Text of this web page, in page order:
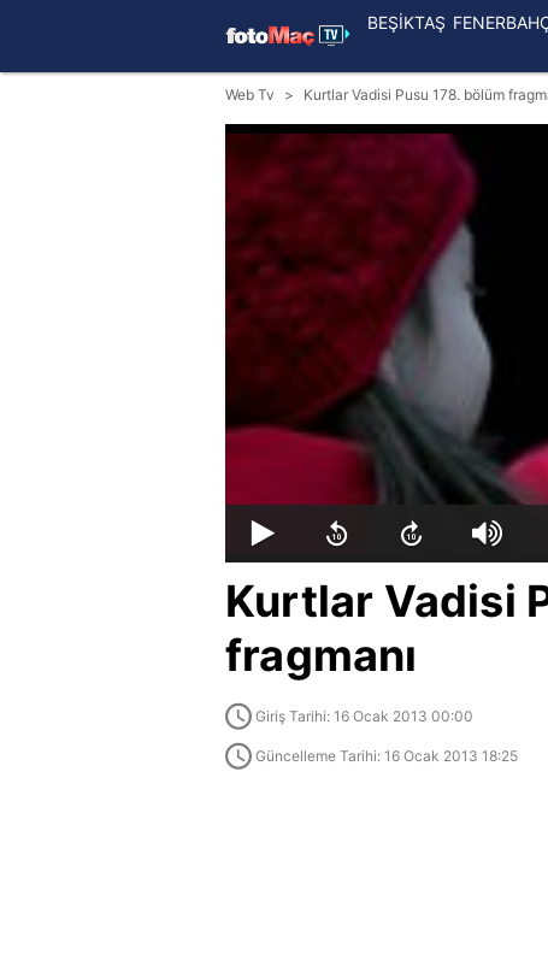
BEŞİKTAŞ
Web Tv Kurtlar Vadisi Pusu 178. bölüm
Kurtlar Vadisi
fragmanı
Giriş Tarihi: 16 Ocak 2013 00:00
Güncelleme Tarihi: 16 Ocak 2013 18:25